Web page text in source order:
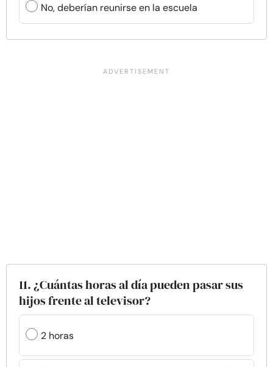
No, deberían reunirse en la escuela
11. ¿Cuántas horas al día pueden pasar sus
hijos frente al televisor?
2 horas